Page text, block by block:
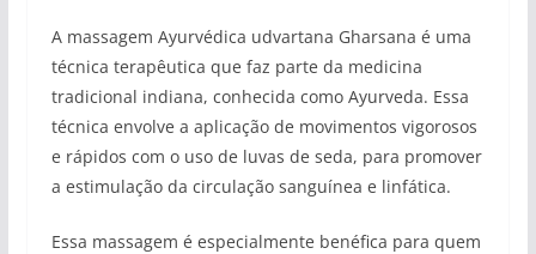
A massagem Ayurvédica udvartana Gharsana é uma
técnica terapêutica que faz parte da medicina
tradicional indiana, conhecida como Ayurveda. Essa
técnica envolve a aplicação de movimentos vigorosos
e rápidos com o uso de luvas de seda, para promover
a estimulação da circulação sanguínea e linfática.
Essa massagem é especialmente benéfica para quem